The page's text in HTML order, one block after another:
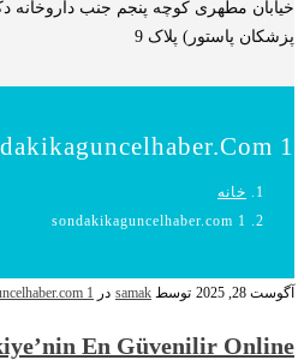
خیابان مطهری کوچه پنجم جنب داروخانه
پزشکان پاستور) پلاک 9
1
خانه
sondakikaguncelhaber.com 1
آگوست 28, 2025 توسط samak در 1
En Güvenilir Online